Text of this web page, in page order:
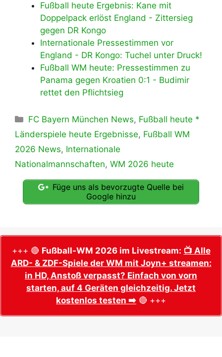
Fußball heute Ergebnis: Kane mit
Doppelpack erlöst England - Zittersieg
gegen DR Kongo
Internationale Pressestimmen vor
England - DR Kongo: Tuchel unter Druck!
Fußball WM heute: Pressestimmen zu
Panama gegen Kroatien 0:1 - Budimir
rettet den Pflichtsieg
Kategorien
FC Bayern München News, Fußball heute *
Länderspiele heute Ergebnisse, Fußball WM
2026 News, Internationale
Nationalmannschaften, WM 2026 heute
Füge uns als bevorzugte Quelle bei
Google hinzu
+++ 🔴 Fußball-WM 2026 im Livestream: 📺 Alle
ARD- & ZDF-Spiele der WM mit Joyn+ streamen:
in HD, Anstoß verpasst? Einfach von vorn
starten, auf 4 Geräten gleichzeitig. Jetzt
kostenlos testen ➡️ 🔴 +++